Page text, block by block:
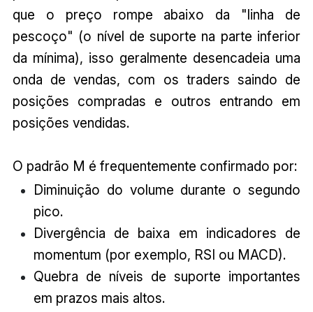
que o preço rompe abaixo da "linha de
pescoço" (o nível de suporte na parte inferior
da mínima), isso geralmente desencadeia uma
onda de vendas, com os traders saindo de
posições compradas e outros entrando em
posições vendidas.
O padrão M é frequentemente confirmado por:
Diminuição do volume durante o segundo
pico.
Divergência de baixa em indicadores de
momentum (por exemplo, RSI ou MACD).
Quebra de níveis de suporte importantes
em prazos mais altos.